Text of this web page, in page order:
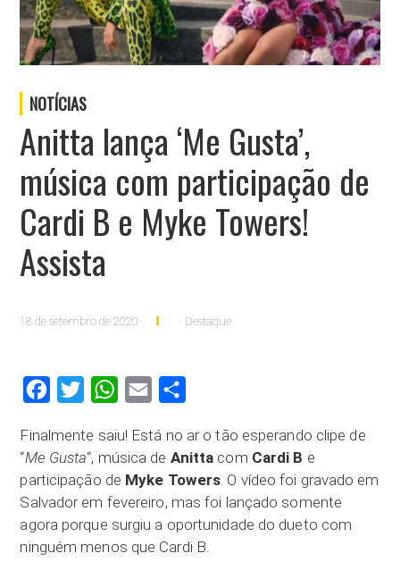
NOTÍCIAS
Anitta lança ‘Me Gusta’,
música com participação de
Cardi B e Myke Towers!
Assista
18 de setembro de 2020 Destaque
FacebookTwitter WhatsApp
Email
Finalmente saiu! Está no ar o tão esperando clipe de
“Me Gusta“, música de Anitta com Cardi B e
participação de Myke Towers . O vídeo foi gravado em
Salvador em fevereiro, mas foi lançado somente
agora porque surgiu a oportunidade do dueto com
ninguém menos que Cardi B.